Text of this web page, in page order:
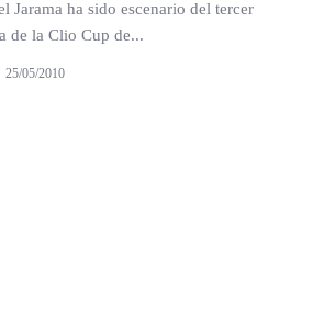
Jarama ha sido escenario del tercer
de la Clio Cup de...
25/05/2010